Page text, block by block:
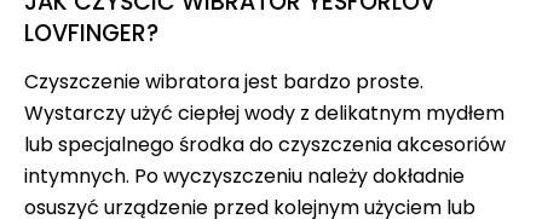
LOVFINGER?
Czyszczenie wibratora jest bardzo proste.
Wystarczy użyć ciepłej wody z delikatnym mydłem
lub specjalnego środka do czyszczenia akcesoriów
intymnych. Po wyczyszczeniu należy dokładnie
osuszyć urządzenie przed kolejnym użyciem lub